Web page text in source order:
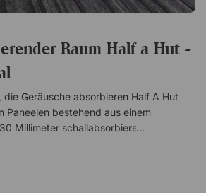
Raum Half a Hut -
Geräusche absorbieren Half A Hut
Paneelen bestehend aus einem
Millimeter schallabsorbierender
überzogen, der den Schall effektiv
für unebenen Boden Dank seiner